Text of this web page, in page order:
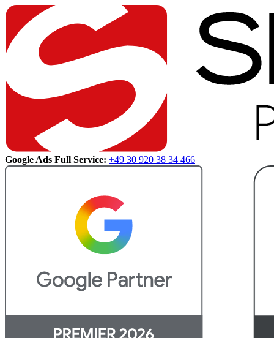
Google Ads Full Service: +49 30 920 38 34 466